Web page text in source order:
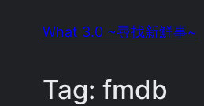
What 3.0 ~尋找新鮮事~
Tag:fmdb